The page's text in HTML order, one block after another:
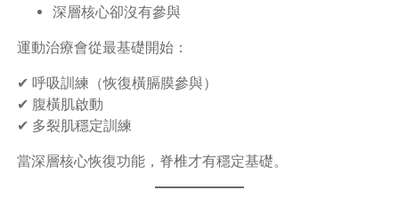
深層核心卻沒有參與
運動治療會從最基礎開始：
✔ 呼吸訓練（恢復橫膈膜參與）
✔ 腹橫肌啟動
✔ 多裂肌穩定訓練
當深層核心恢復功能，脊椎才有穩定基礎。